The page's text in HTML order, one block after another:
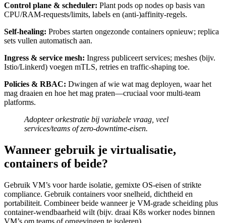
Control plane & scheduler: Plant pods op nodes op basis van
CPU/RAM-requests/limits, labels en (anti-)affinity-regels.
Self-healing: Probes starten ongezonde containers opnieuw; replica
sets vullen automatisch aan.
Ingress & service mesh: Ingress publiceert services; meshes (bijv.
Istio/Linkerd) voegen mTLS, retries en traffic-shaping toe.
Policies & RBAC: Dwingen af wie wat mag deployen, waar het
mag draaien en hoe het mag praten—cruciaal voor multi-team
platforms.
Adopteer orkestratie bij variabele vraag, veel
services/teams of zero-downtime-eisen.
Wanneer gebruik je virtualisatie,
containers of beide?
Gebruik VM’s voor harde isolatie, gemixte OS-eisen of strikte
compliance. Gebruik containers voor snelheid, dichtheid en
portabiliteit. Combineer beide wanneer je VM-grade scheiding plus
container-wendbaarheid wilt (bijv. draai K8s worker nodes binnen
VM’s om teams of omgevingen te isoleren).